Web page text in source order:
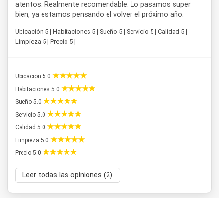
atentos. Realmente recomendable. Lo pasamos super
bien, ya estamos pensando el volver el próximo año.
Ubicación 5 | Habitaciones 5 | Sueño 5 | Servicio 5 | Calidad 5 |
Limpieza 5 | Precio 5 |
Ubicación 5.0
Habitaciones 5.0
Sueño 5.0
Servicio 5.0
Calidad 5.0
Limpieza 5.0
Precio 5.0
Leer todas las opiniones (2)